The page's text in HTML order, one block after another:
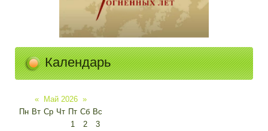
Календарь
« Май 2026 »
Пн Вт Ср Чт Пт Сб Вс
1
2
3